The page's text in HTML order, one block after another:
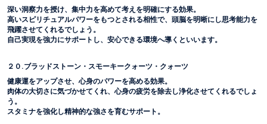
深い洞察力を授け、集中力を高めて考えを明確にする効果。
高いスピリチュアルパワーをもつとされる相性で、頭脳を明晰にし思考能力を
飛躍させてくれるでしょう。
自己実現を強力にサポートし、安心できる環境へ導くといいます。
２０.ブラッドストーン・スモーキークォーツ・クォーツ
健康運をアップさせ、心身のパワーを高める効果。
肉体の大切さに気づかせてくれ、心身の疲労を除去し浄化させてくれるでしょ
う。
スタミナを強化し精神的な強さを育むサポート。